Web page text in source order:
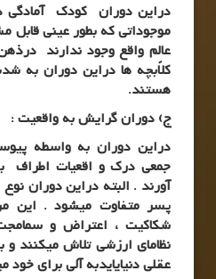
دراین دوران کودک آمادگی
موجوداتی که بطور عینی قابل
عالم واقع وجود ندارند
کلاًبچه ها دراین دوران به
هستند.
ج) دوران گرایش به واقعیت :
دراین دوران به واسطه
جمعی درک و اقعیات اطراف
آورند . البته دراین دوران
پسر متفاوت میشود . این
شکاکیت ، اعتراض و
نظامای ارزشی تلاش میکنند و
عقلی دنیایایدبه آلی برای خود